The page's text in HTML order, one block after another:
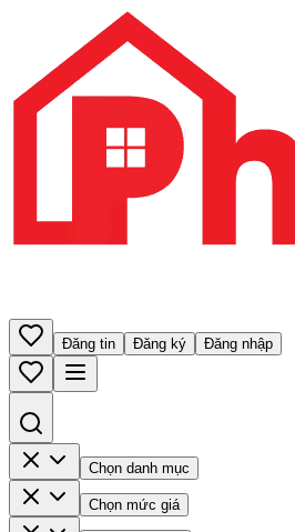
Đăng tin Đăng ký Đăng nhập
Chọn danh mục
Chọn mức giá